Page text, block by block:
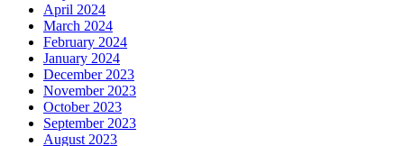
April 2024
March 2024
February 2024
January 2024
December 2023
November 2023
October 2023
September 2023
August 2023